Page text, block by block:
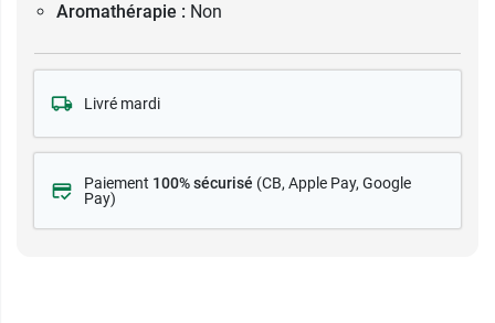
Aromathérapie : Non
Livré mardi
Paiement 100% sécurisé (CB, Apple Pay, Google
Pay)